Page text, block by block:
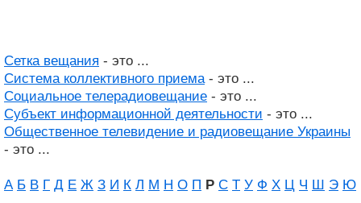
Сетка вещания - это ...
Система коллективного приема- это ...
Социальное телерадиовещание - это ...
Субъект информационной деятельности - это ...
Общественное телевидение и радиовещание Украины
- это ...
А Б В Г Д Е Ж З И К Л М Н О П Р С Т У Ф Х Ц Ч Ш Э Ю